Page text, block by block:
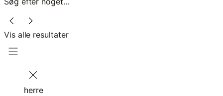
Vis alle resultater
herre